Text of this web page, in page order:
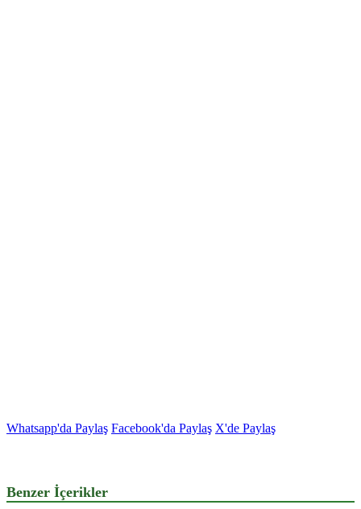
Whatsapp'da Paylaş Facebook'da Paylaş X'de Paylaş
Benzer İçerikler